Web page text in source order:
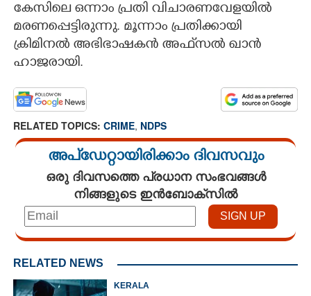
കേസിലെ ഒന്നാം പ്രതി വിചാരണവേളയില്‍
മരണപ്പെട്ടിരുന്നു. മൂന്നാം പ്രതിക്കായി
ക്രിമിനല്‍ അഭിഭാഷകന്‍ അഫ്‌സല്‍ ഖാന്‍
ഹാജരായി.
RELATED TOPICS: CRIME, NDPS
അപ്ഡേറ്റായിരിക്കാം ദിവസവും
ഒരു ദിവസത്തെ പ്രധാന സംഭവങ്ങൾ
നിങ്ങളുടെ ഇൻബോക്സിൽ
RELATED NEWS
KERALA